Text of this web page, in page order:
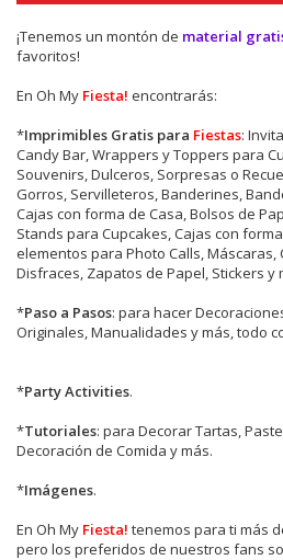
¡Tenemos un montón de material
favoritos!
En Oh My Fiesta! encontrarás:
*Imprimibles Gratis para Fiestas:
Candy Bar, Wrappers y Toppers para
Souvenirs, Dulceros, Sorpresas o
Gorros, Servilleteros, Banderines,
Cajas con forma de Casa, Bolsos de
Stands para Cupcakes, Cajas con
elementos para Photo Calls, Máscaras,
Disfraces, Zapatos de Papel, Stickers y
*Paso a Pasos: para hacer
Originales, Manualidades y más, todo
*Party Activities.
*Tutoriales: para Decorar Tartas,
Decoración de Comida y más.
*Imágenes.
En Oh My Fiesta! tenemos para ti más
pero los preferidos de nuestros fans